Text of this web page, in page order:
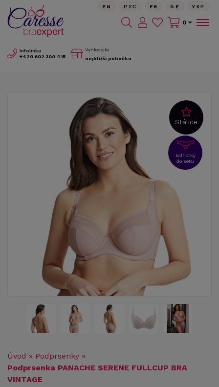
Infolinka
+420 602 300 415
Vyhledejte
nejbližší pobočku
EN РУС FR DE YКР
0
Stálice
kalhotky
do setu
Úvod » Podprsenky »
Podprsenka PANACHE SERENE FULLCUP BRA
VINTAGE